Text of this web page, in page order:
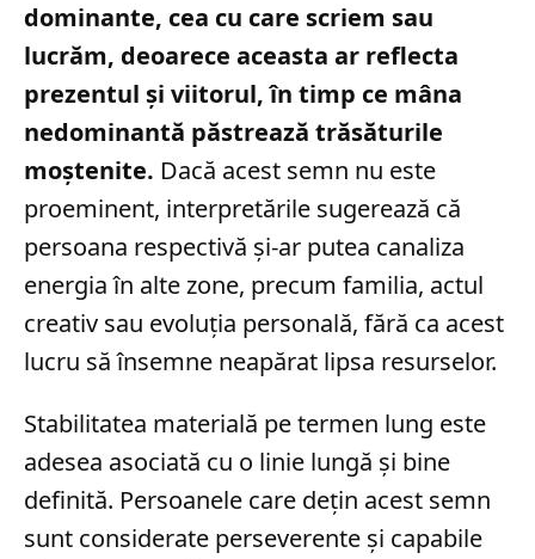
dominante, cea cu care scriem sau
lucrăm, deoarece aceasta ar reflecta
prezentul și viitorul, în timp ce mâna
nedominantă păstrează trăsăturile
moștenite. Dacă acest semn nu este
proeminent, interpretările sugerează că
persoana respectivă și-ar putea canaliza
energia în alte zone, precum familia, actul
creativ sau evoluția personală, fără ca acest
lucru să însemne neapărat lipsa resurselor.
Stabilitatea materială pe termen lung este
adesea asociată cu o linie lungă și bine
definită. Persoanele care dețin acest semn
sunt considerate perseverente și capabile